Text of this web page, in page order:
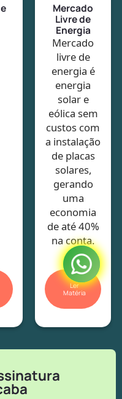
Mercado
Livre de
Energia
Mercado
livre de
energia é
energia
solar e
eólica sem
custos com
a instalação
de placas
solares,
gerando
uma
economia
de até 40%
na conta.
Ler
Matéria